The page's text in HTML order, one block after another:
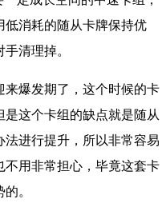
低消耗的随从卡牌保持优
清理掉。
爆发期了，这个时候的卡
这个卡组的缺点就是随从
进行提升，所以非常容易
用非常担心，毕竟这套卡
。